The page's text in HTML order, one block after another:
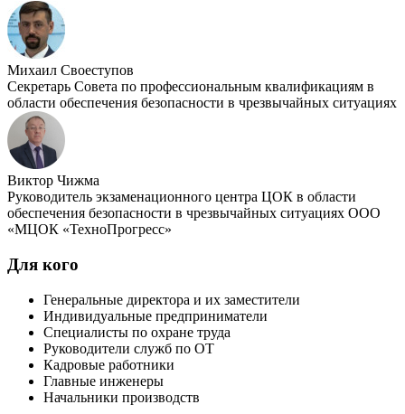
Михаил Своеступов
Секретарь Совета по профессиональным квалификациям в
области обеспечения безопасности в чрезвычайных ситуациях
Виктор Чижма
Руководитель экзаменационного центра ЦОК в области
обеспечения безопасности в чрезвычайных ситуациях ООО
«МЦОК «ТехноПрогресс»
Для кого
Генеральные директора и их заместители
Индивидуальные предприниматели
Специалисты по охране труда
Руководители служб по ОТ
Кадровые работники
Главные инженеры
Начальники производств